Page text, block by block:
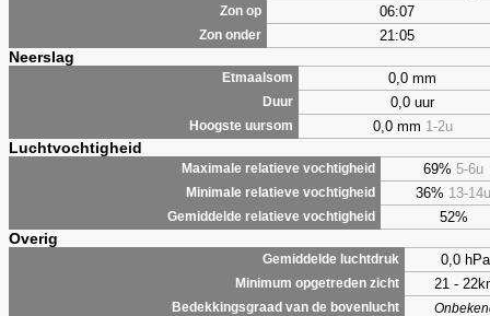
Zon op 06:07
Zon onder 21:05
Neerslag
Etmaalsom 0,0 mm
Duur 0,0 uur
Hoogste uursom 0,0 mm 1-2u
Luchtvochtigheid
Maximale relatieve vochtigheid 69% 5-6u
Minimale relatieve vochtigheid 36% 13-14u
Gemiddelde relatieve vochtigheid 52%
Overig
Gemiddelde luchtdruk 0,0 hPa
Minimum opgetreden zicht 21 -
Bedekkingsgraad van de bovenlucht